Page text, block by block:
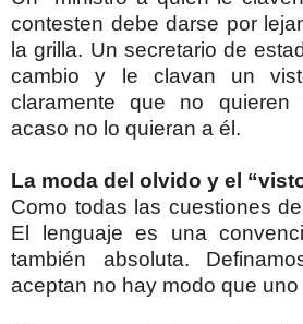
contesten debe darse por
la grilla. Un secretario de
cambio y le clavan un
claramente que no quieren
acaso no lo quieran a él.
La moda del olvido y el
Como todas las cuestiones
El lenguaje es una
también absoluta.
aceptan no hay modo que